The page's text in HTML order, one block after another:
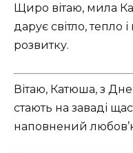
Щиро вітаю, мила
дарує світло, тепло
розвитку.
Вітаю, Катюша, з
стають на заваді
наповнений